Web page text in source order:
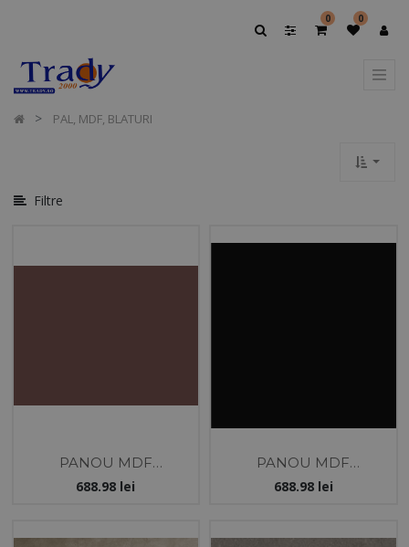
0 0
PAL, MDF, BLATURI
Filtre
Afișați
Categoriile
PANOU MDF
18X1220X2800 -
688.98 lei
PANOU MDF
18X1220X2800 -
688.98lei